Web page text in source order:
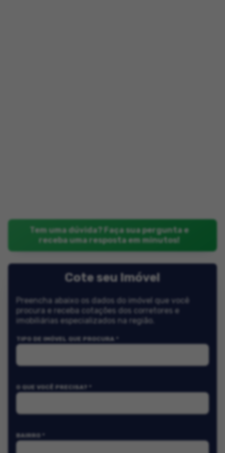
Tem uma dúvida? Faça sua pergunta e
receba uma resposta em minutos!
Cote seu Imóvel
Preencha abaixo os dados do imóvel que você
procura e receba cotações dos corretores e
imobiliárias especializados na região.
TIPO DE IMÓVEL QUE PROCURA *
O QUE VOCÊ PRECISA? *
BAIRRO *